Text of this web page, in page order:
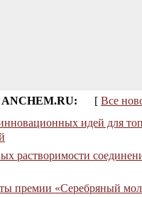
[ Все
идей для
растворимости
премии «Серебряный